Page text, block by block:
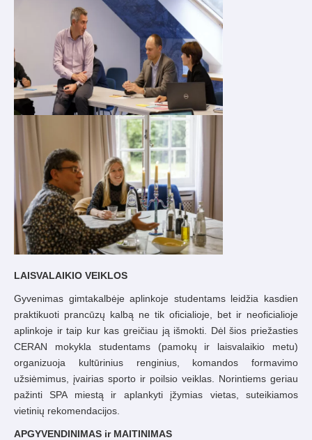
LAISVALAIKIO VEIKLOS
Gyvenimas gimtakalbėje aplinkoje studentams leidžia kasdien
praktikuoti prancūzų kalbą ne tik oficialioje, bet ir neoficialioje
aplinkoje ir taip kur kas greičiau ją išmokti. Dėl šios priežasties
CERAN mokykla studentams (pamokų ir laisvalaikio metu)
organizuoja kultūrinius renginius, komandos formavimo
užsiėmimus, įvairias sporto ir poilsio veiklas. Norintiems geriau
pažinti SPA miestą ir aplankyti įžymias vietas, suteikiamos
vietinių rekomendacijos.
APGYVENDINIMAS ir MAITINIMAS